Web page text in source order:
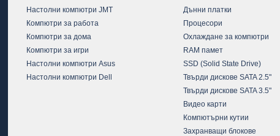
Настолни компютри JMT
Компютри за работа
Компютри за дома
Компютри за игри
Настолни компютри Asus
Настолни компютри Dell
Дънни платки
Процесори
Охлаждане за компютри
RAM памет
SSD (Solid State Drive)
Твърди дискове SATA 2.5"
Твърди дискове SATA 3.5"
Видео карти
Компютърни кутии
Захранващи блокове